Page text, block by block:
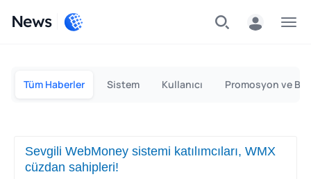
News
Tüm Haberler Sistem Kullanıcı Promosyon ve
Sevgili WebMoney sistemi katılımcıları, WMX
cüzdan sahipleri!